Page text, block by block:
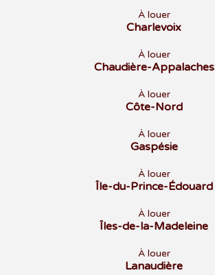
À louer
Charlevoix
À louer
Chaudière-Appalaches
À louer
Côte-Nord
À louer
Gaspésie
À louer
Île-du-Prince-Édouard
À louer
Îles-de-la-Madeleine
À louer
Lanaudière